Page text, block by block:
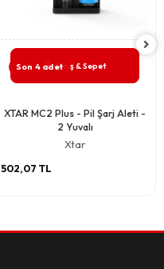
Son 4 adetGiriş & Sepet
XTAR MC2 Plus - Pil Şarj Aleti -
2 Yuvalı
Xtar
502,07 TL